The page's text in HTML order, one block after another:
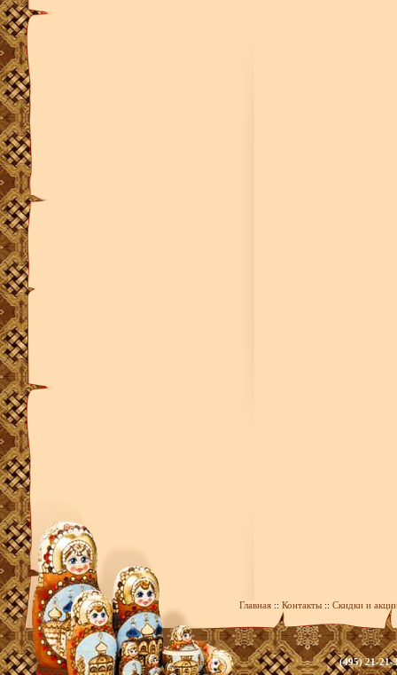
Главная :: Контакты :: Скидки и
(495) 21-21-